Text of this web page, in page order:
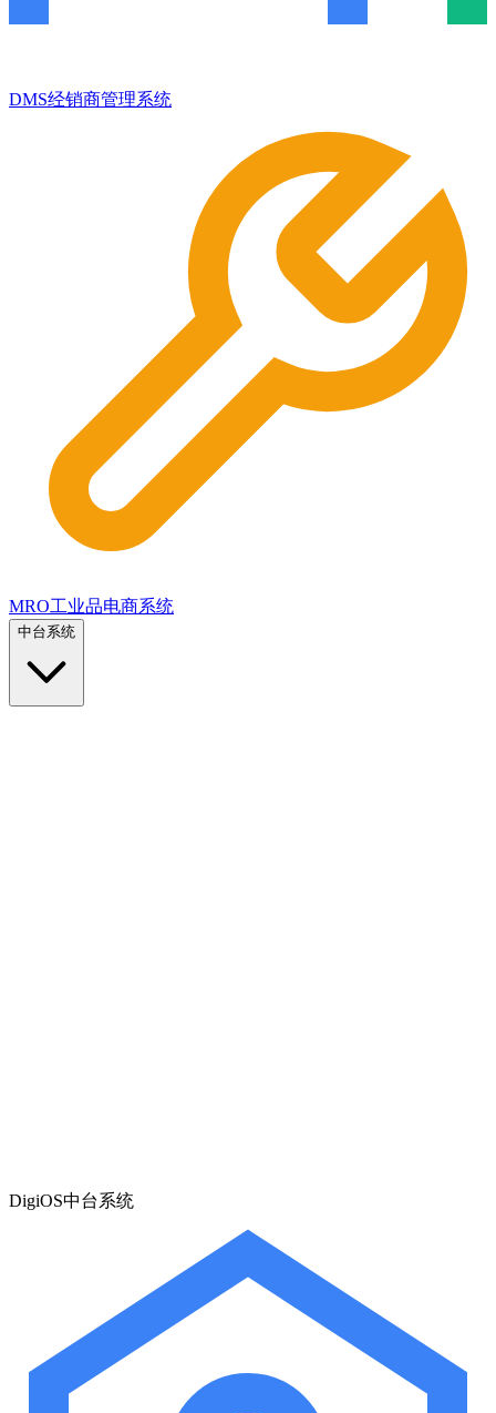
DMS经销商管理系统
MRO工业品电商系统
中台系统
DigiOS中台系统